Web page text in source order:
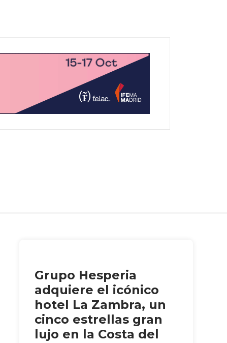
Grupo Hesperia
adquiere el icónico
hotel La Zambra, un
cinco estrellas gran
lujo en la Costa del